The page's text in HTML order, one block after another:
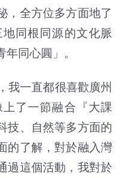
，全方位多方面地了
同根同源的文化脈
同心圓」。
一直都很喜歡廣州
了一節融合『大課
技、自然等多方面的
的了解，對於融入灣
過這個活動，我對於